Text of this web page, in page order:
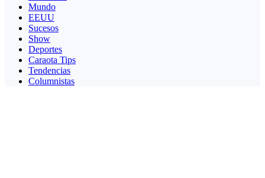
Mundo
EEUU
Sucesos
Show
Deportes
Caraota Tips
Tendencias
Columnistas